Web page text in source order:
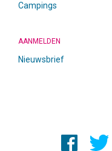
Campings
AANMELDEN
Nieuwsbrief